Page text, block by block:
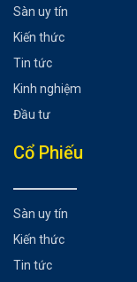
Sàn uy tín
Kiến thức
Tin tức
Kinh nghiệm
Đầu tư
Cổ Phiếu
Sàn uy tín
Kiến thức
Tin tức